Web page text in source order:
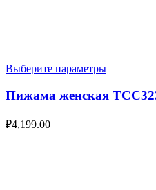
Выберите параметры
Пижама женская
₽4,199.00